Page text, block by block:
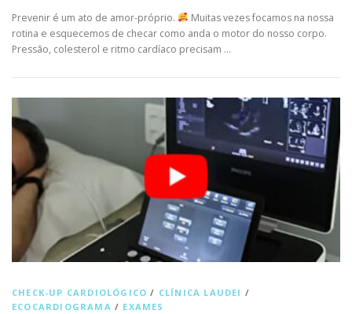
Prevenir é um ato de amor-próprio.
Muitas vezes focamos na nossa
rotina e esquecemos de checar como anda o motor do nosso corpo.
Pressão, colesterol e ritmo cardíaco precisam …
CHECK-UP CARDIOLÓGICO / CLÍNICA LAUDEI /
ECOCARDIOGRAMA / EXAMES